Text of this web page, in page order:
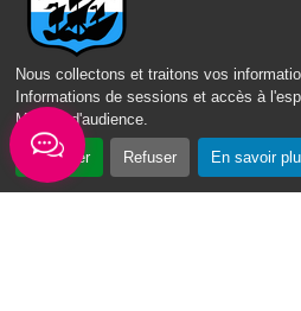
Nous collectons et traitons vos
Informations de sessions et accès à
Mesure d'audience.
Accepter Refuser En savoir